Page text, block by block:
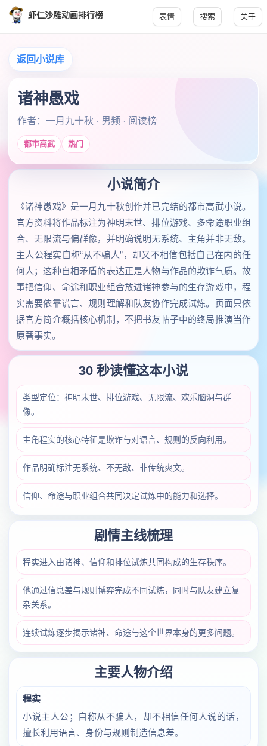
虾仁沙雕动画排行榜 表情 搜索 关于
返回小说库
诸神愚戏
作者：一月九十秋 · 男频 · 阅读榜
都市高武 热门
小说简介
《诸神愚戏》是一月九十秋创作并已完结的都市高武小说。
官方资料将作品标注为神明末世、排位游戏、多命途职业组
合、无限流与偏群像，并明确说明无系统、主角并非无敌。
主人公程实自称“从不骗人”，却又不相信包括自己在内的任
何人；这种自相矛盾的表达正是人物与作品的欺诈气质。故
事把信仰、命途和职业组合放进诸神参与的生存游戏中，程
实需要依靠谎言、规则理解和队友协作完成试炼。页面只依
据官方简介概括核心机制，不把书友帖子中的终局推演当作
原著事实。
30 秒读懂这本小说
类型定位：神明末世、排位游戏、无限流、欢乐脑洞与群
像。
主角程实的核心特征是欺诈与对语言、规则的反向利用。
作品明确标注无系统、不无敌、非传统爽文。
信仰、命途与职业组合共同决定试炼中的能力和选择。
剧情主线梳理
程实进入由诸神、信仰和排位试炼共同构成的生存秩序。
他通过信息差与规则博弈完成不同试炼，同时与队友建立复
杂关系。
连续试炼逐步揭示诸神、命途与这个世界本身的更多问题。
主要人物介绍
程实
小说主人公；自称从不骗人，却不相信任何人说的话，
擅长利用语言、身份与规则制造信息差。